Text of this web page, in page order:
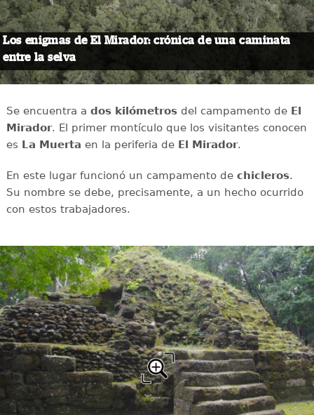
Los enigmas de El Mirador: crónica de una caminata
entre la selva
Se encuentra a dos kilómetrosdel campamento de El
Mirador. El primer montículo que los visitantes conocen
es La Muerta en la periferia deEl Mirador.
En este lugar funcionó un campamento de chicleros.
Su nombre se debe, precisamente, a un hecho ocurrido
con estos trabajadores.